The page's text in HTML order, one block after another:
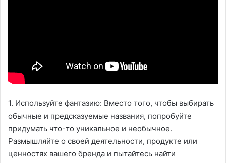
1. Используйте фантазию: Вместо того, чтобы выбирать
обычные и предсказуемые названия, попробуйте
придумать что-то уникальное и необычное.
Размышляйте о своей деятельности, продукте или
ценностях вашего бренда и пытайтесь найти